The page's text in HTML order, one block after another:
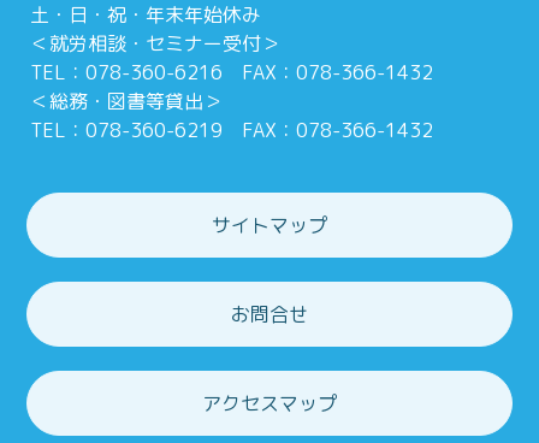
土・日・祝・年末年始休み
＜就労相談・セミナー受付＞
TEL：078-360-6216 FAX：078-366-1432
＜総務・図書等貸出＞
TEL：078-360-6219 FAX：078-366-1432
サイトマップ
お問合せ
アクセスマップ